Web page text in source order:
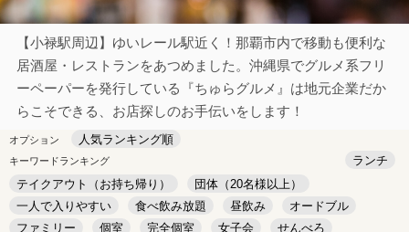
【小禄駅周辺】ゆいレール駅近く！那覇市内で移動も便利な
居酒屋・レストランをあつめました。沖縄県でグルメ系フリ
ーペーパーを発行している『ちゅらグルメ』は地元企業だか
らこそできる、お店探しのお手伝いをします！
オプション 人気ランキング順
キーワードランキング
ランチ
テイクアウト（お持ち帰り）
団体（20名様以上）
一人で入りやすい
食べ飲み放題 昼飲み
オードブル
ファミリー
個室 完全個室 女子会
せんべろ